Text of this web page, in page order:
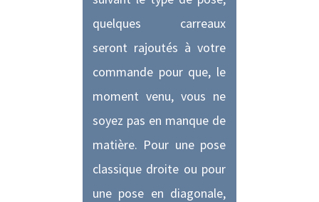
quelques carreaux
seront rajoutés à votre
commande pour que, le
moment venu, vous ne
soyez pas en manque de
matière. Pour une pose
classique droite ou pour
une pose en diagonale,